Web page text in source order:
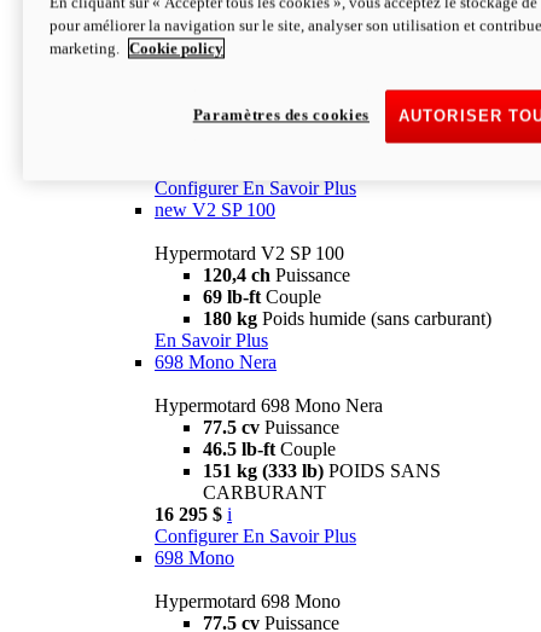
Configurer En Savoir Plus
newV2 SP
69 lb-ftCouple
Poids humide (sans carburant)
Configurer En Savoir Plus
new V2 SP 100
Hypermotard V2 SP 100
120,4 ch Puissance
69 lb-ft Couple
180 kg Poids humide (sans carburant)
En Savoir Plus
698 Mono Nera
Hypermotard 698 Mono Nera
77.5 cv Puissance
46.5 lb-ft Couple
151 kg (333 lb) POIDS SANS
CARBURANT
16 295 $ i
Configurer En Savoir Plus
698 Mono
Hypermotard 698 Mono
77.5 cv Puissance
pour améliorer la navigation sur le site, analyser son utilisation et
marketing.
Cookie policy
AUTORISER
Paramètres des cookies